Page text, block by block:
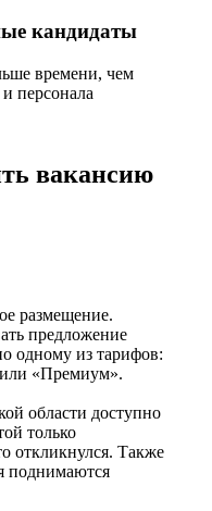
кандидаты
времени, чем
персонала
вакансию
размещение.
предложение
одному из тарифов:
«Премиум».
области доступно
только
откликнулся. Также
поднимаются